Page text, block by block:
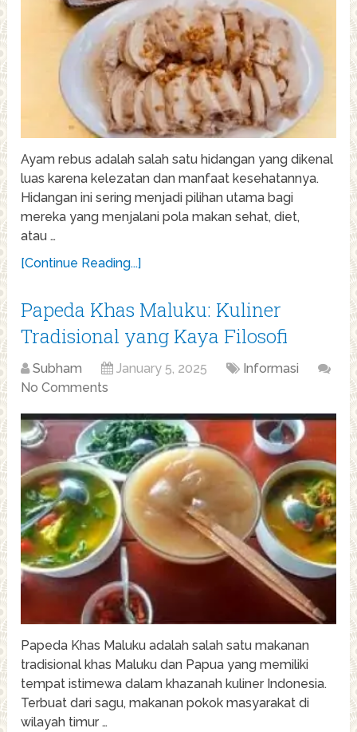
Ayam rebus adalah salah satu hidangan yang dikenal
luas karena kelezatan dan manfaat kesehatannya.
Hidangan ini sering menjadi pilihan utama bagi
mereka yang menjalani pola makan sehat, diet,
atau …
[Continue Reading...]
Papeda Khas Maluku: Kuliner
Tradisional yang Kaya Filosofi
Subham January 5, 2025
Informasi
No Comments
Papeda Khas Maluku adalah salah satu makanan
tradisional khas Maluku dan Papua yang memiliki
tempat istimewa dalam khazanah kuliner Indonesia.
Terbuat dari sagu, makanan pokok masyarakat di
wilayah timur …